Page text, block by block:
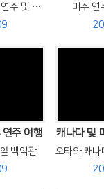
워싱턴 연합 장로교회 연주 및 카네기홀 연주전 프라미스 교회 총 리허설. 미주 연
주 여행
.백악관
캐나다 및